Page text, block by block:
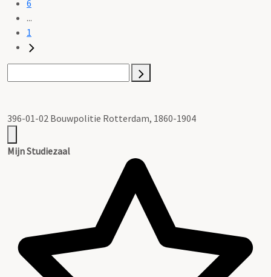
6
...
1
396-01-02 Bouwpolitie Rotterdam, 1860-1904
Mijn Studiezaal